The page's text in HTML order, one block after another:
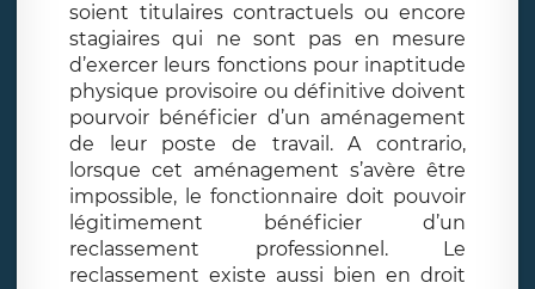
soient titulaires contractuels ou encore
stagiaires qui ne sont pas en mesure
d’exercer leurs fonctions pour inaptitude
physique provisoire ou définitive doivent
pourvoir bénéficier d’un aménagement
de leur poste de travail. A contrario,
lorsque cet aménagement s’avère être
impossible, le fonctionnaire doit pouvoir
légitimement bénéficier d’un
reclassement professionnel. Le
reclassement existe aussi bien en droit